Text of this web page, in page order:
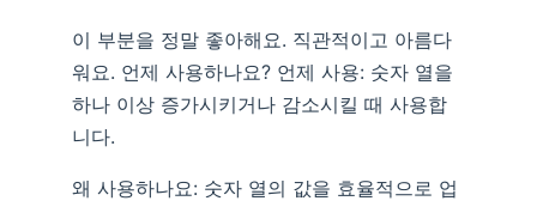
이 부분을 정말 좋아해요. 직관적이고 아름다
워요. 언제 사용하나요? 언제 사용: 숫자 열을
하나 이상 증가시키거나 감소시킬 때 사용합
니다.
왜 사용하나요: 숫자 열의 값을 효율적으로 업